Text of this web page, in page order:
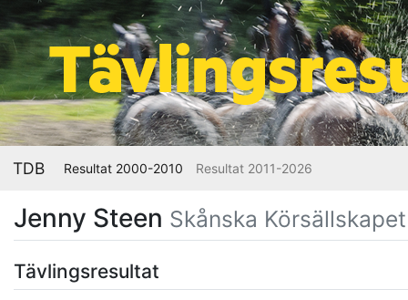
TDB Resultat 2000-2010 Resultat 2011-2026
Jenny Steen Skånska Körsällskapet
Tävlingsresultat